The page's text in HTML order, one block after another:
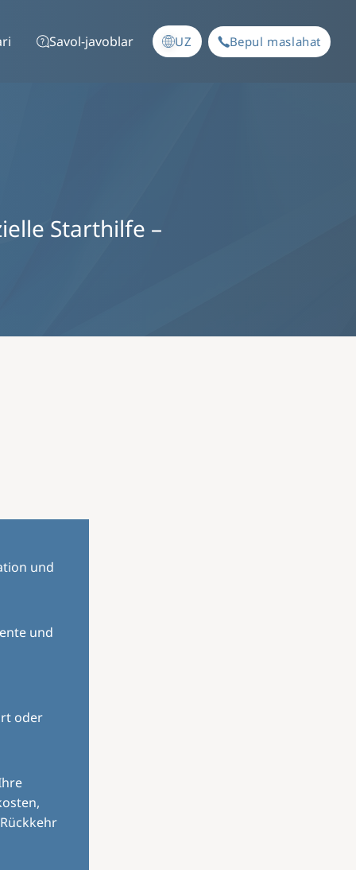
Savol-javoblar UZ Bepul maslahat
Starthilfe –
und
und
oder